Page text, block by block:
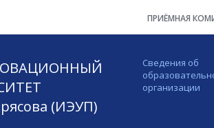
ПРИЁМНАЯ
(ИЭУП)
Сведения об
организации